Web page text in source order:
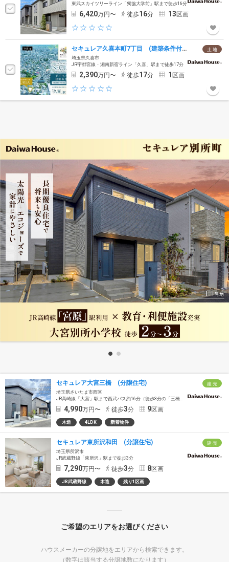
東武スカイツリーライン「獨協大学前」駅まで徒歩16分
6,420万円〜 徒歩16分 13区画
土 地
セキュレア久喜本町7丁目 (建築条件付宅地分譲)
埼玉県久喜市
JR宇都宮線・湘南新宿ライン「久喜」駅まで徒歩17分
2,390万円〜 徒歩17分 1 区画
建 売
セキュレア大宮三橋 (分譲住宅)
埼玉県さいたま市西区
JR高崎線「大宮」駅まで西武バス約16分（徒歩3分の「三橋六丁目」バス停乗車）
4,990万円〜 徒歩3分 9区画
木造 4LDK 新着物件
建 売
セキュレア東所沢和田 (分譲住宅)
埼玉県所沢市
JR武蔵野線「東所沢」駅まで徒歩3分
7,290万円〜 徒歩3分 8区画
JR武蔵野線 木造 残り1区画
ご希望のエリアをお選びください
ハウスメーカーの分譲地をエリアから検索できます。
（数字は該当する分譲地数になります）